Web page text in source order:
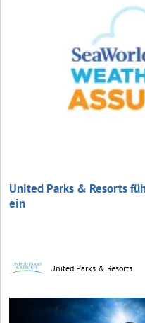
United Parks & Resorts
ein
United Parks & Resorts